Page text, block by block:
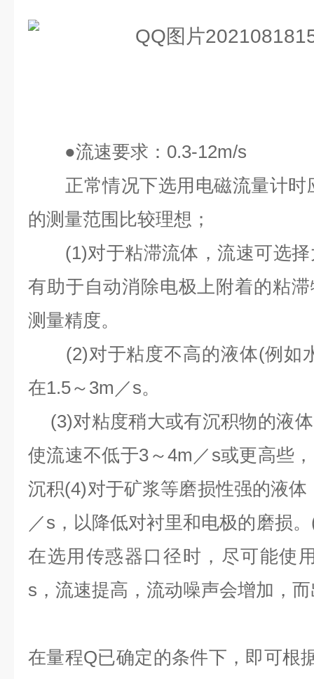
●流速要求： 0.3-12m/s
正常情况下选用电磁流量计时
的测量范围比较理想；
(1)对于粘滞流体，流速可选
有助于自动消除电极上附着的粘
测量精度。
(2)对于粘度不高的液体(例如
在1.5～ 3m ／s。
(3)对粘度稍大或有沉积物的液
使流速不低于3 ～4m ／ s或更高些
沉积(4)对于矿浆等磨损性强的液
／s ，以降低对衬里和电极的磨损。
在选用传惑器口径时，尽可能使
s ，流速提高，流动噪声会增加，
在量程Q已确定的条件下，即可根